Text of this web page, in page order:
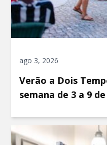
ago 3, 2026
Verão a Dois
semana de 3 a 9